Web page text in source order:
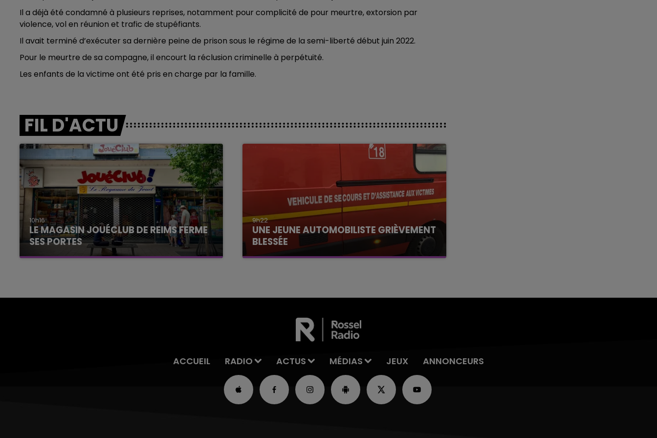
Il a déjà été condamné à plusieurs reprises, notamment pour complicité de pour meurtre, extorsion par
violence, vol en réunion et trafic de stupéfiants.
Il avait terminé d’exécuter sa dernière peine de prison sous le régime de la semi-liberté début juin 2022.
Pour le meurtre de sa compagne, il encourt la réclusion criminelle à perpétuité.
Les enfants de la victime ont été pris en charge par la famille.
FIL D'ACTU
10h16
LE MAGASIN JOUÉCLUB DE REIMS FERME
SES PORTES
C'était l'une des institutions du centre-ville
9h22
UNE JEUNE AUTOMOBILISTE GRIÈVEMENT
BLESSÉE
Une automobiliste s'est retrouvée piégée dans
ACCUEIL RADIO ACTUS MÉDIAS JEUX ANNONCEURS